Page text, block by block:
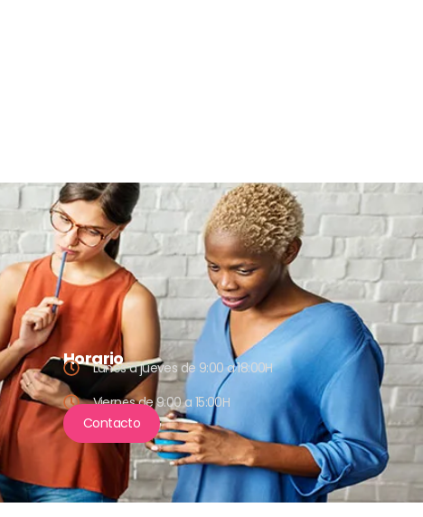
HorarioLunes a jueves de 9:00 a 18:00H
Viernes de 9:00 a 15:00H
Contacto